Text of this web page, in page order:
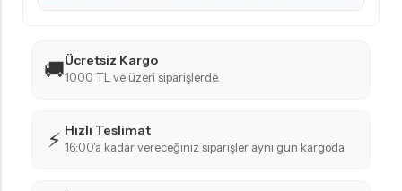
🚚Ücretsiz Kargo
1000 TL ve üzeri siparişlerde.
⚡ Hızlı Teslimat
16:00'a kadar vereceğiniz siparişler aynı gün kargoda